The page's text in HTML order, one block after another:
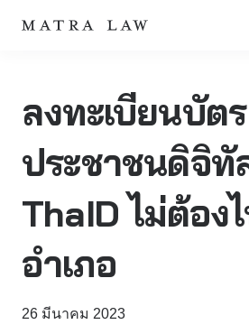
ลงทะเบียนบัตร
ประชาชนดิจิทั
ThaID ไม่ต้อง
อำเภอ
26 มีนาคม 2023